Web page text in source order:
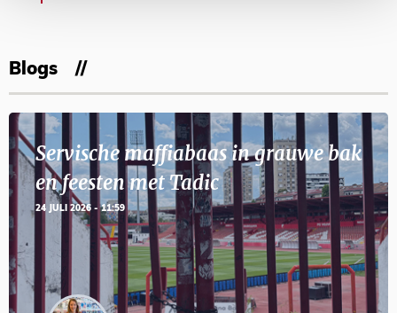
Blogs
Servische maffiabaas in grauwe bak
en feesten met Tadic
24 JULI 2026 - 11:59